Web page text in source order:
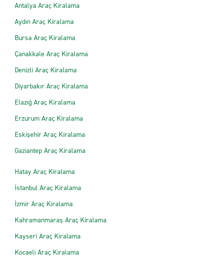
Antalya Araç Kiralama
Aydın Araç Kiralama
Bursa Araç Kiralama
Çanakkale Araç Kiralama
Denizli Araç Kiralama
Diyarbakır Araç Kiralama
Elazığ Araç Kiralama
Erzurum Araç Kiralama
Eskişehir Araç Kiralama
Gaziantep Araç Kiralama
Hatay Araç Kiralama
İstanbul Araç Kiralama
İzmir Araç Kiralama
Kahramanmaraş Araç Kiralama
Kayseri Araç Kiralama
Kocaeli Araç Kiralama